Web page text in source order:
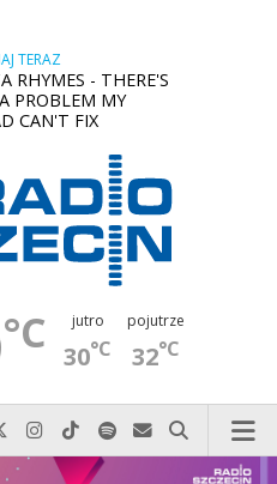
TERAZ
RHYMES - THERE'S
PROBLEM MY
CAN'T FIX
°C jutro
30°C
pojutrze
32°C
po prostu do nas zadzwoń
nas na Facebook-u
Odwiedź nas na X
Odwiedź nas na Instagram-ie
Odwiedź nas na TikTok-u
Szukaj nas na Spotify
Wyślij do nas
Szukaj